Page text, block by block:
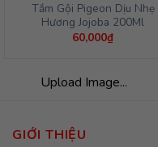
Upload Image...
Tắm Gội Pigeon Dịu Nhẹ
Hương Jojoba 200Ml
60,000₫
GIỚI THIỆU